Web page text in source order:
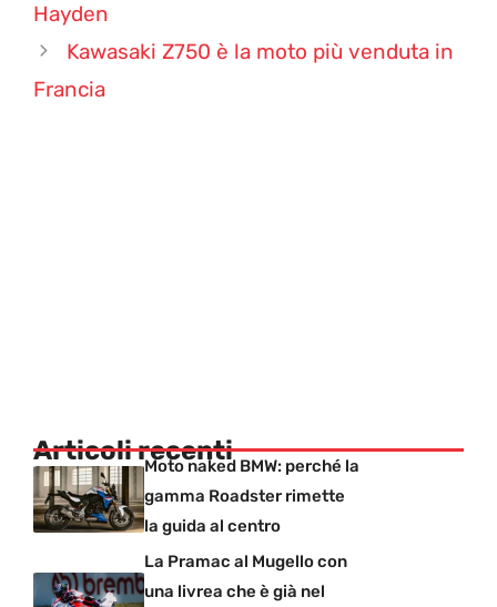
Hayden
Kawasaki Z750 è la moto più venduta in
Francia
Articoli recentiMoto naked BMW: perché la
gamma Roadster rimette
la guida al centro
La Pramac al Mugello con
una livrea che è già nel